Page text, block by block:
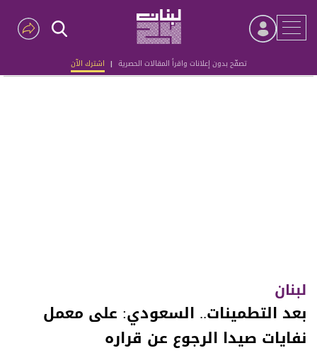
تصفّح بدون إعلانات واقرأ المقالات الحصرية | اشترك الآن
Advertisement
لبنان
بعد التطمينات.. السعودي: على معمل
نفايات صيدا الرجوع عن قراره